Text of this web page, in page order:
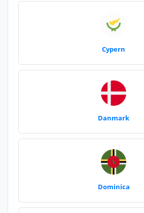
Cypern
Danmark
Dominica